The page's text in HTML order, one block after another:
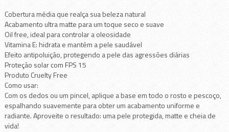
Cobertura média que realça sua beleza natural
Acabamento ultra matte para um toque seco e suave
Oil free, ideal para controlar a oleosidade
Vitamina E: hidrata e mantém a pele saudável
Efeito antipoluição, protegendo a pele das agressões diárias
Proteção solar com FPS 15
Produto Cruelty Free
Como usar:
Com os dedos ou um pincel, aplique a base em todo o rosto e pescoço,
espalhando suavemente para obter um acabamento uniforme e
radiante. Aproveite o resultado: uma pele protegida, matte e cheia de
vida!